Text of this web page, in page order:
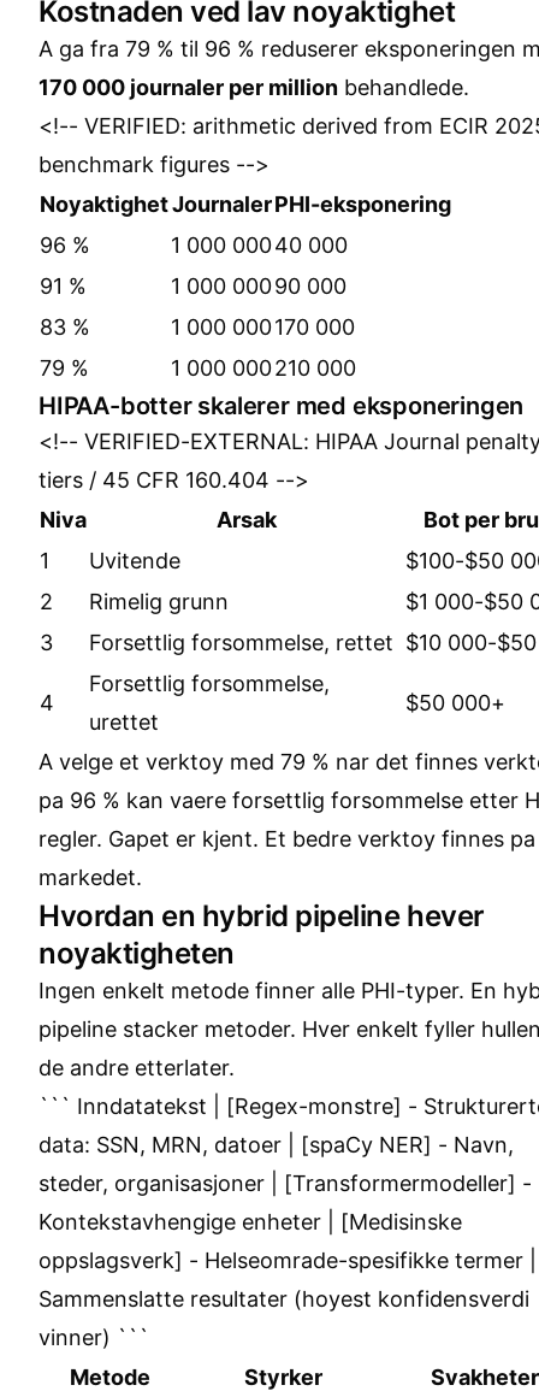
Kostnaden ved lav noyaktighet
A ga fra 79 % til 96 % reduserer eksponeringen
170 000 journaler per million behandlede.
<!-- VERIFIED: arithmetic derived from ECIR
benchmark figures -->
NoyaktighetJournalerPHI-eksponering
96 %
1 000 00040 000
91 %
1 000 00090 000
83 %
1 000 000170 000
79 %
1 000 000210 000
HIPAA-botter skalerer med eksponeringen
<!-- VERIFIED-EXTERNAL: HIPAA Journal
tiers / 45 CFR 160.404 -->
Niva
Arsak
Bot per
1
Uvitende
$100-$50
2
Rimelig grunn
$1 000-$50
3
Forsettlig forsommelse, rettet $10 000-
4
Forsettlig forsommelse,
urettet
$50 000+
A velge et verktoy med 79 % nar det finnes
pa 96 % kan vaere forsettlig forsommelse etter
regler. Gapet er kjent. Et bedre verktoy finnes pa
markedet.
Hvordan en hybrid pipeline hever
noyaktigheten
Ingen enkelt metode finner alle PHI-typer. En
pipeline stacker metoder. Hver enkelt fyller
de andre etterlater.
``` Inndatatekst | [Regex-monstre] -
data: SSN, MRN, datoer | [spaCy NER] - Navn,
steder, organisasjoner | [Transformermodeller] -
Kontekstavhengige enheter | [Medisinske
oppslagsverk] - Helseomrade-spesifikke termer |
Sammenslatte resultater (hoyest konfidensverdi
vinner) ```
Metode
Styrker Svakheter